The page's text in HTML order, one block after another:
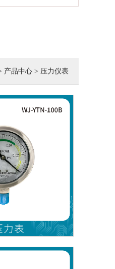
产品中心 > 压力仪表